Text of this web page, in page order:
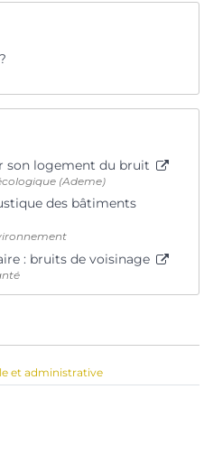
son logement du bruit
(Ademe)
des bâtiments
: bruits de voisinage
et administrative